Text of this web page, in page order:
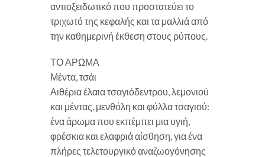
αντιοξειδωτικό που προστατεύει το
τριχωτό της κεφαλής και τα μαλλιά από
την καθημερινή έκθεση στους ρύπους.
ΤΟ ΑΡΩΜΑ
Μέντα, τσάι
Αιθέρια έλαια τσαγιόδεντρου, λεμονιού
και μέντας, μενθόλη και φύλλα τσαγιού:
ένα άρωμα που εκπέμπει μια υγιή,
φρέσκια και ελαφριά αίσθηση, για ένα
πλήρες τελετουργικό αναζωογόνησης